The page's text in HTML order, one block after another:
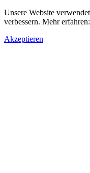
Unsere Website
verbessern. Mehr erfahren:
Akzeptieren